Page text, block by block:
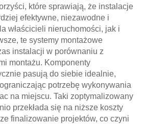
które sprawiają, że instalacje
efektywne, niezawodne i
właścicieli nieruchomości, jak i
te systemy montażowe
instalacji w porównaniu z
montażu. Komponenty
pasują do siebie idealnie,
potrzebę wykonywania
na miejscu. Taki zoptymalizowany
przekłada się na niższe koszty
finalizowanie projektów, co czyni